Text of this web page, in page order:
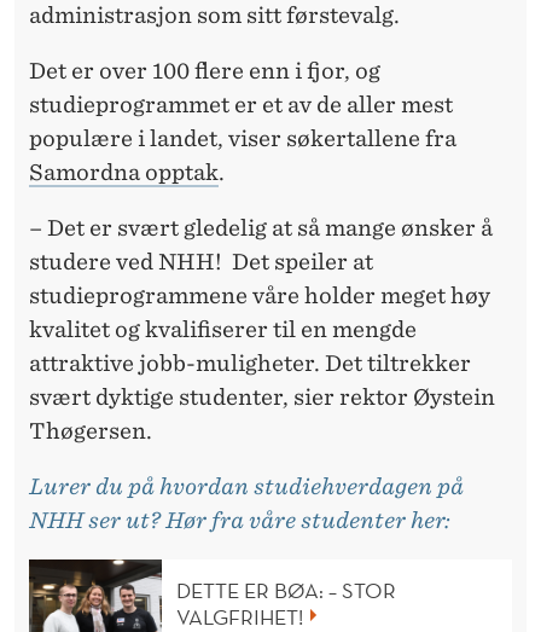
administrasjon som sitt førstevalg.
Det er over 100 flere enn i fjor, og
studieprogrammet er et av de aller mest
populære i landet, viser søkertallene fra
Samordna opptak.
– Det er svært gledelig at så mange ønsker å
studere ved NHH! Det speiler at
studieprogrammene våre holder meget høy
kvalitet og kvalifiserer til en mengde
attraktive jobb-muligheter. Det tiltrekker
svært dyktige studenter, sier rektor Øystein
Thøgersen.
Lurer du på hvordan studiehverdagen på
NHH ser ut? Hør fra våre studenter her:
DETTE ER BØA: – STOR
VALGFRIHET!